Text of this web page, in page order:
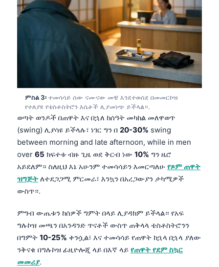
ምስል 3፡ ተመሳሳይ ሰው ናሙናው መቼ እንደተወሰደ በመመርኮዝ
የተለያዩ የቴስቶስትሮን እሴቶች ሊያመነጭ ይችላል።.
ወጣት ወንዶች በጠዋት እና በኋለ ከሰዓት መካከል መለዋወጥ
(swing) ሊያሳዩ ይችላሉ፣ ነገር ግን በ 20-30% swing
between morning and late afternoon, while in men
over 65 ክፍተቱ ብዙ ጊዜ ወደ ቅርብ ነው 10% ግን ዜሮ
አይደለም። ስለዚህ እኔ አሁንም ተመሳሳይን እመርጣለሁ የጾም ጠዋት
ዝግጅት ለተደጋጋሚ ምርመራ፣ እንኳን በአረጋውያን ታካሚዎች
ውስጥ።.
ምግብ ውጤቱን ከሰዎች ግምት በላይ ሊያዳክም ይችላል። የአፍ
ግሉኮዝ መጫን በአንዳንድ ጥናቶች ውስጥ ጠቅላላ ቴስቶስትሮንን
በግምት 10-25% ቀንሷል፣ እና ተመሳሳይ የጠዋት ከኋላ በኋላ ያለው
ንቅናቄ በግሉኮዝ ፊዚዮሎጂ ላይ በእኛ ላይ የጠዋት የደም ስኳር
መመሪያ.